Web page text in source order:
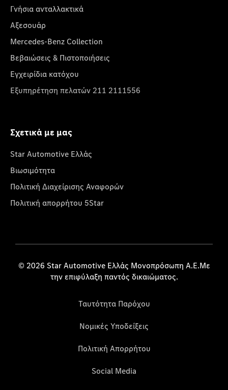
Γνήσια ανταλλακτικά
Αξεσουάρ
Mercedes-Benz Collection
Βεβαιώσεις & Πιστοποιήσεις
Εγχειρίδια κατόχου
Εξυπηρέτηση πελατών 211 2111556
Σχετικά με μας
Star Automotive Ελλάς
Βιωσιμότητα
Πολιτική Διαχείρισης Αναφορών
Πολιτική απορρήτου 5Star
© 2026 Star Automotive Ελλάς Μονοπρόσωπη Α.Ε.Με
την επιφύλαξη παντός δικαιώματος.
Ταυτότητα Παρόχου
Νομικές Υποδείξεις
Πολιτική Απορρήτου
Social Media